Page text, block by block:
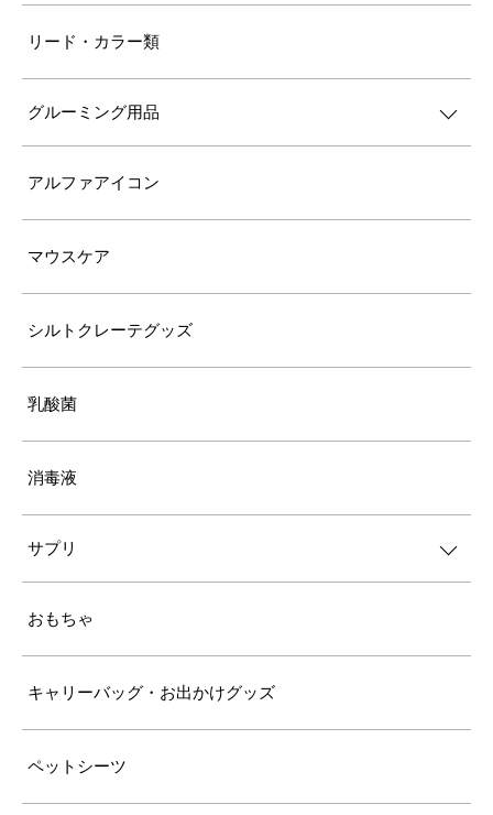
リード・カラー類
グルーミング用品
アルファアイコン
マウスケア
シルトクレーテグッズ
乳酸菌
消毒液
サプリ
おもちゃ
キャリーバッグ・お出かけグッズ
ペットシーツ